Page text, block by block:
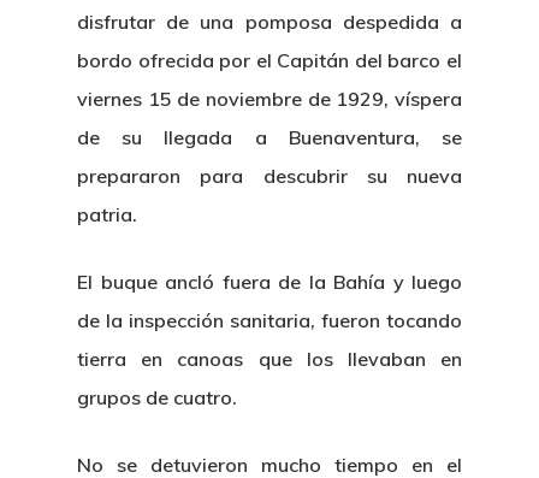
disfrutar de una pomposa despedida a
bordo ofrecida por el Capitán del barco el
viernes 15 de noviembre de 1929, víspera
de su llegada a Buenaventura, se
prepararon para descubrir su nueva
patria.
El buque ancló fuera de la Bahía y luego
de la inspección sanitaria, fueron tocando
tierra en canoas que los llevaban en
grupos de cuatro.
No se detuvieron mucho tiempo en el